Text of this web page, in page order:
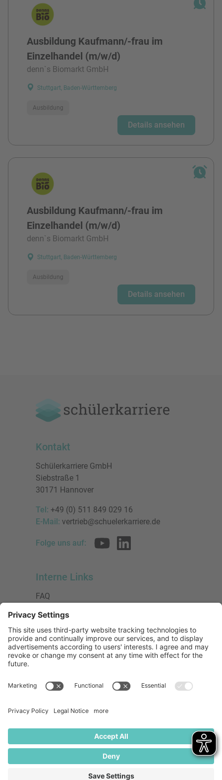
Ausbildung Kaufmann/-frau im
Einzelhandel (m/w/d)
denn`s Biomarkt GmbH
Stuttgart, Baden-Württemberg
Ausbildung
Details ansehen
Ausbildung Kaufmann/-frau im
Einzelhandel (m/w/d)
denn`s Biomarkt GmbH
Stuttgart, Baden-Württemberg
Ausbildung
Details ansehen
Kontakt
Schülerkarriere GmbH
Siebstraße 1
30171 Hannover
Tel: +49 (0) 511 849 029 16
E-Mail: vertrieb@schuelerkarriere.de
Folge uns auf:
Interne Links
FAQ
Datenschutzerklärung
Impressum
Presse
Urheberrecht
Mitglied bei:
Die Jungen Unternehmer